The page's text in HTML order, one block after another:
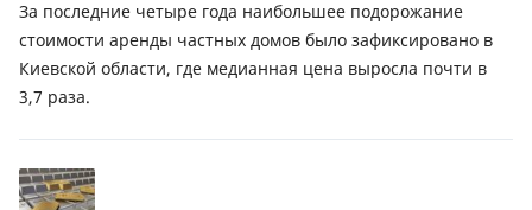
За последние четыре года наибольшее подорожание
стоимости аренды частных домов было зафиксировано в
Киевской области, где медианная цена выросла почти в
3,7 раза.